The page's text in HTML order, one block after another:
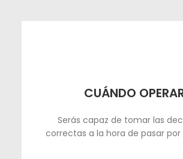
CUÁNDO
Serás capaz de tomar las
correctas a la hora de pasar